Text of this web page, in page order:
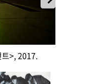
트>, 2017.